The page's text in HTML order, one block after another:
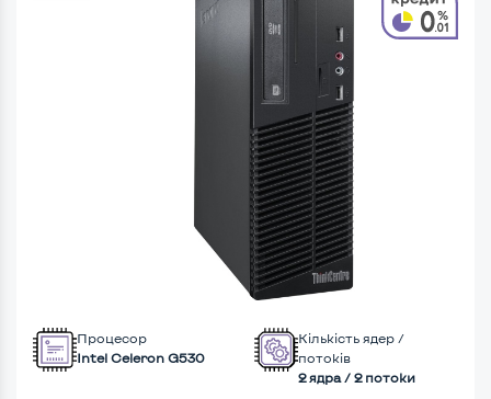
Процесор
Intel Celeron G530
Кількість ядер /
потоків
2 ядра / 2 потоки